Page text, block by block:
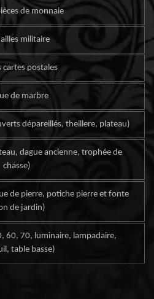
de monnaie
militaire
cartes postales
de marbre
dépareillés, theillere, plateau)
dague ancienne, trophée de
chasse)
de pierre, potiche pierre et fonte
de jardin)
60, 70, luminaire, lampadaire,
table basse)